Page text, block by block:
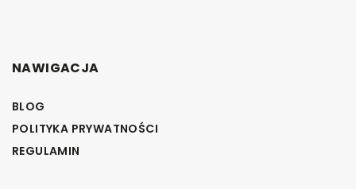
NAWIGACJA
BLOG
POLITYKA PRYWATNOŚCI
REGULAMIN